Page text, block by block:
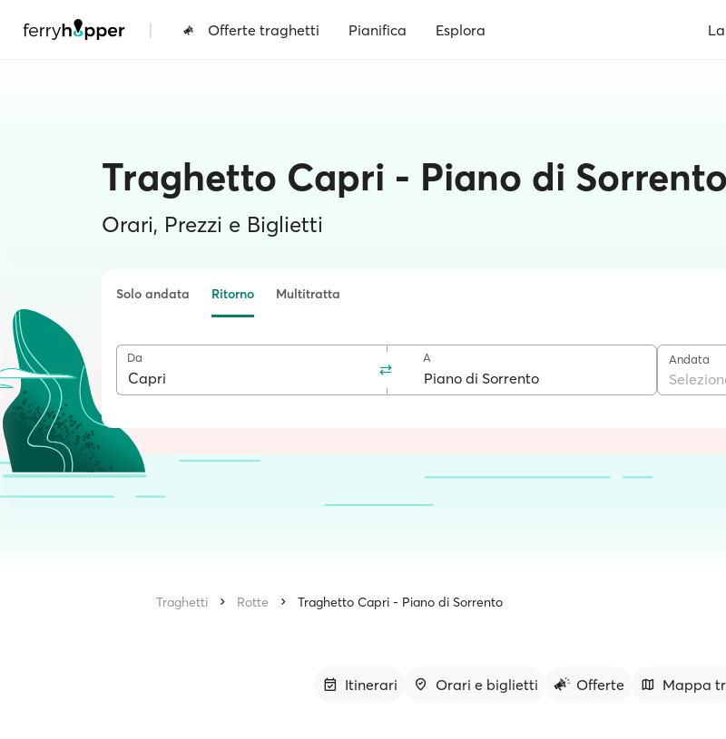
| Offerte traghetti Pianifica Esplora
Traghetto Capri - Piano di Sorrento
Orari, Prezzi e Biglietti
Solo andata Ritorno Multitratta
Da A Andata
Traghetti Rotte Traghetto Capri - Piano di Sorrento
Itinerari Orari e biglietti Offerte Mappa